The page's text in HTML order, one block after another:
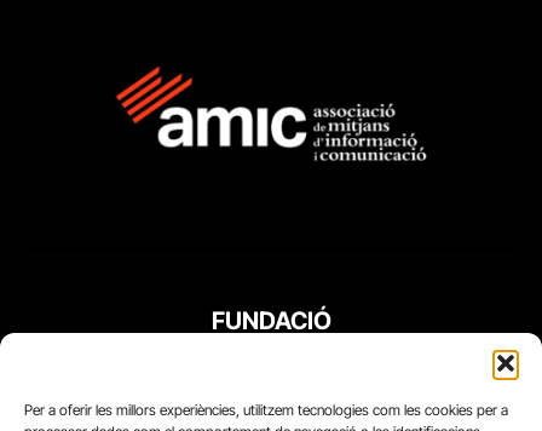
Per a oferir les millors experiències, utilitzem tecnologies com les cookies per a
FUNDACIÓ